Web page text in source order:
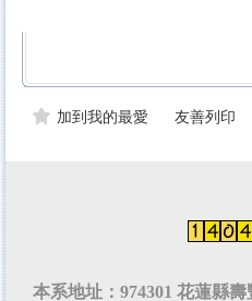
加到我的最愛 友善列印
本系地址：974301 花蓮縣